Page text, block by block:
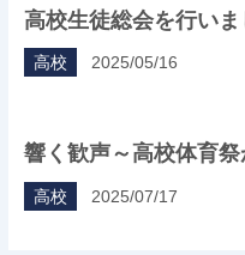
高校生徒総会を行いま
高校 2025/05/16
響く歓声～高校体育
高校 2025/07/17